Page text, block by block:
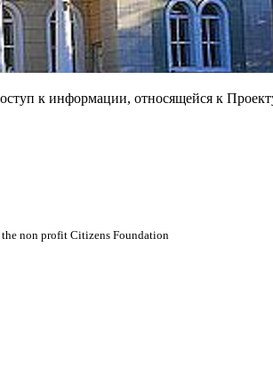
к информации, относящейся к
non profit Citizens Foundation